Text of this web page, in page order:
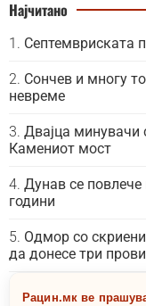
Најчитано
Септемвриската
Сончев и многу
невреме
Двајца минувачи
Камениот мост
Дунав се
години
Одмор со
да донесе три
Рацин.мк ве